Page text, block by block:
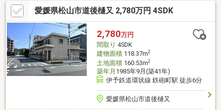
愛媛県松山市道後樋又 2,780万円 4SDK
2,780万円
間取り 4SDK
建物面積118.37m2
土地面積160.53m2
築年月 1985年9月(築41年)
伊予鉄道環状線 鉄砲町駅 徒歩6分
愛媛県松山市道後樋又